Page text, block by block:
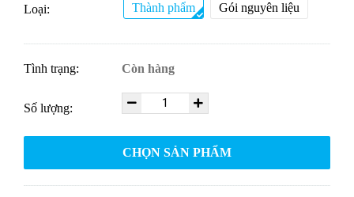
Loại: Thành phẩm Gói nguyên liệu
Tình trạng: Còn hàng
Số lượng:
CHỌN SẢN PHẨM